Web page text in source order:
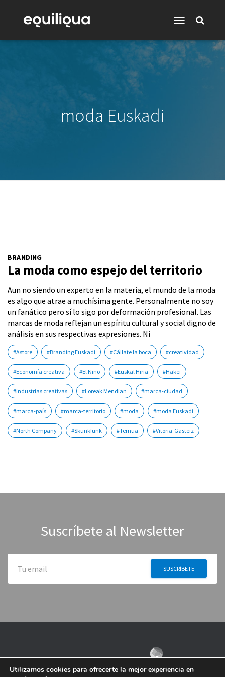
moda Euskadi
BRANDING
La moda como espejo del territorio
Aun no siendo un experto en la materia, el mundo de la moda
es algo que atrae a muchísima gente. Personalmente no soy
un fanático pero sí lo sigo por deformación profesional. Las
marcas de moda reflejan un espíritu cultural y social digno de
análisis en sus respectivas expresiones. Ni
#Astore #Branding Euskadi #Cállate la boca #creatividad
#Economía creativa #El Niño #Euskal Hiria #Hakei
#industrias creativas #Loreak Mendian #marca-ciudad
#marca-país #marca-territorio #moda #moda Euskadi
#North Company #Skunkfunk #Ternua #Vitoria-Gasteiz
Suscríbete al Newsletter
Utilizamos cookies para ofrecerte la mejor experiencia en